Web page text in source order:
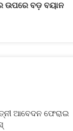
ଉପରେ ବଡ଼ ବୟାନ
ଆବେଦନ ଫେରାଇ